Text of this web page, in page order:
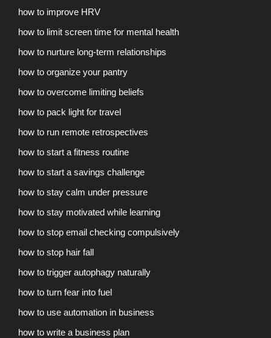
how to improve HRV
how to limit screen time for mental health
how to nurture long-term relationships
how to organize your pantry
how to overcome limiting beliefs
how to pack light for travel
how to run remote retrospectives
how to start a fitness routine
how to start a savings challenge
how to stay calm under pressure
how to stay motivated while learning
how to stop email checking compulsively
how to stop hair fall
how to trigger autophagy naturally
how to turn fear into fuel
how to use automation in business
how to write a business plan